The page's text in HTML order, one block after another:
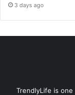
3 days ago
TrendlyLife is